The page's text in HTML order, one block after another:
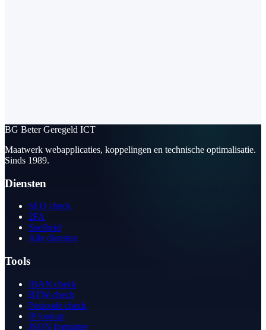
BG Beter Geregeld ICT
Maatwerk webapplicaties, koppelingen en technische optimalisatie.
Sinds 1989.
Diensten
SEO check
2FA
Snelheid
Alle diensten
Tools
IBAN check
BTW-check
Postcode check
IP lookup
JSON formatter